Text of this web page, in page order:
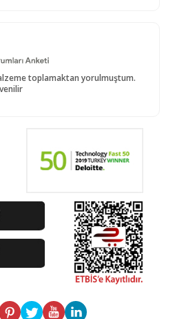
toplamaktan yorulmuştum.